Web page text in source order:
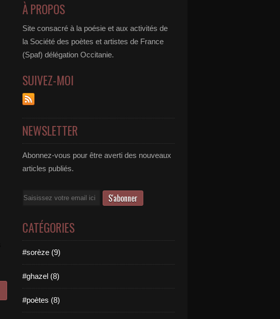
À PROPOS
Site consacré à la poésie et aux activités de
la Société des poètes et artistes de France
(Spaf) délégation Occitanie.
SUIVEZ-MOI
NEWSLETTER
Abonnez-vous pour être averti des nouveaux
articles publiés.
Email
CATÉGORIES
#sorèze (9)
#ghazel (8)
#poètes (8)